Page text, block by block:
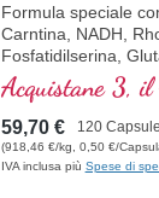
Formula speciale
Carntina, NADH,
Fosfatidilserina,
rame, che
metabolismo di
ATP nella catena
Acquistane 3, il
59,70 € 120 Capsule
(918,46 €/kg, 0,50 €/
IVA inclusa più Spese di